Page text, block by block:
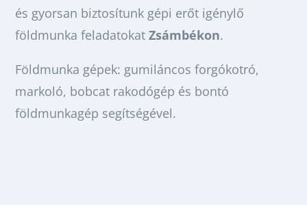
és gyorsan biztosítunk gépi erőt igénylő
földmunka feladatokatZsámbékon.
Földmunka gépek: gumiláncos forgókotró,
markoló, bobcat rakodógép és bontó
földmunkagép segítségével.